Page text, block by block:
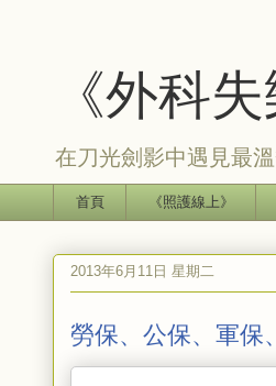
《外科失
在刀光劍影中遇見最
首頁 《照護線上》
2013年6月11日 星期二
勞保、公保、軍保